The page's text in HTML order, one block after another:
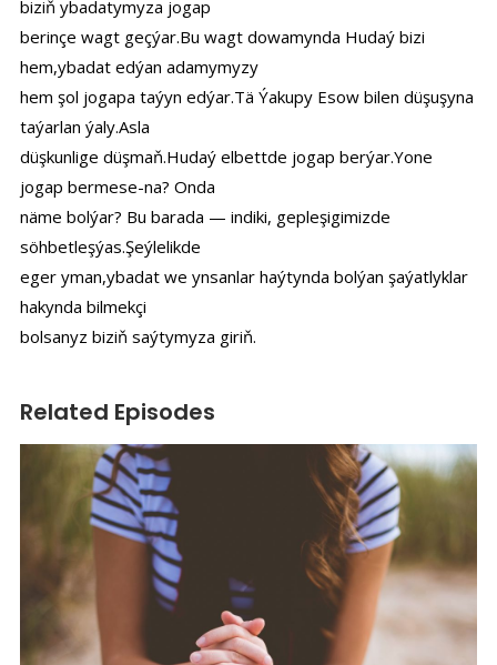
biziň ybadatymyza jogap
berinçe wagt geçýar.Bu wagt dowamynda Hudaý bizi
hem,ybadat edýan adamymyzy
hem şol jogapa taýyn edýar.Tä Ýakupy Esow bilen düşuşyna
taýarlan ýaly.Asla
düşkunlige düşmaň.Hudaý elbettde jogap berýar.Yone
jogap bermese-na? Onda
näme bolýar? Bu barada — indiki, gepleşigimizde
söhbetleşýas.Şeýlelikde
eger yman,ybadat we ynsanlar haýtynda bolýan şaýatlyklar
hakynda bilmekçi
bolsanyz biziň saýtymyza giriň.
Related Episodes